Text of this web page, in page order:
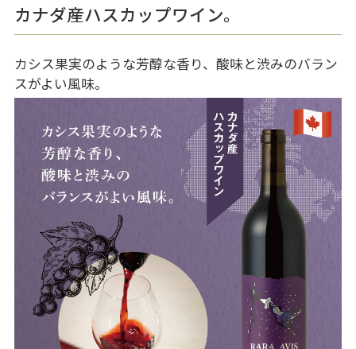
カナダ産ハスカップワイン。
カシス果実のような芳醇な香り、酸味と渋みのバラン
スがよい風味。